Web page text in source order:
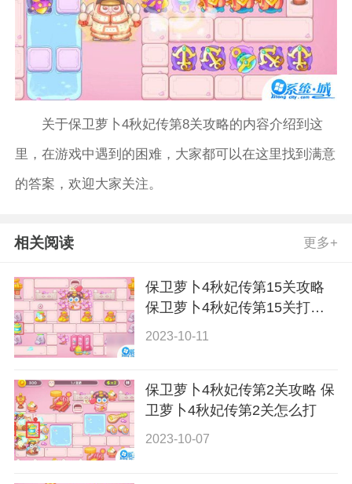
关于保卫萝卜4秋妃传第8关攻略的内容介绍到这
里，在游戏中遇到的困难，大家都可以在这里找到满意
的答案，欢迎大家关注。
相关阅读 更多+
保卫萝卜4秋妃传第15关攻略
保卫萝卜4秋妃传第15关打法
技巧
2023-10-11
保卫萝卜4秋妃传第2关攻略 保
卫萝卜4秋妃传第2关怎么打
2023-10-07